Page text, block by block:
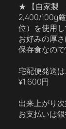
★ 【自家製
2,400/100g
位）を使用し
お好みの厚
保存食なの
宅配便発送
¥1,600円
出来上がり次
お支払いは銀